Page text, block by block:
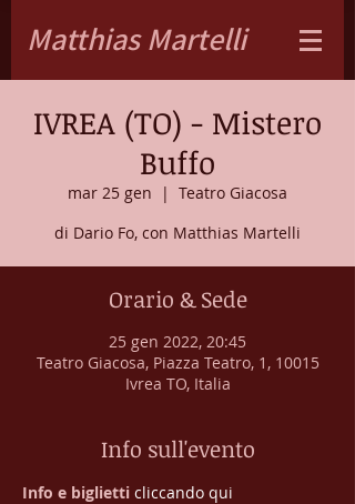
Matthias Martelli
IVREA (TO) - Mistero
Buffo
mar 25 gen
  |
Teatro Giacosa
di Dario Fo, con Matthias Martelli
Orario & Sede
25 gen 2022, 20:45
Teatro Giacosa, Piazza Teatro, 1, 10015
Ivrea TO, Italia
Info sull'evento
Info e biglietti cliccando qui